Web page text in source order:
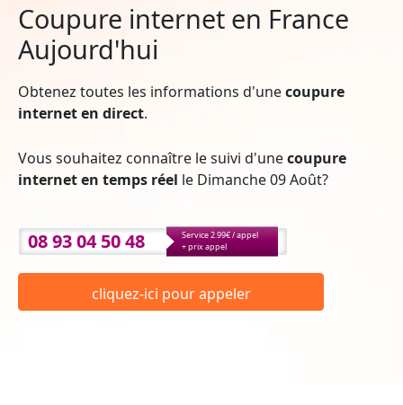
Coupure internet en France
Aujourd'hui
Obtenez toutes les informations d'unecoupure
internet en direct.
Vous souhaitez connaître le suivi d'unecoupure
internet en temps réel le Dimanche 09 Août?
08 93 04 50 48
Service 2.99€ / appel
+ prix appel
cliquez-ici pour appeler